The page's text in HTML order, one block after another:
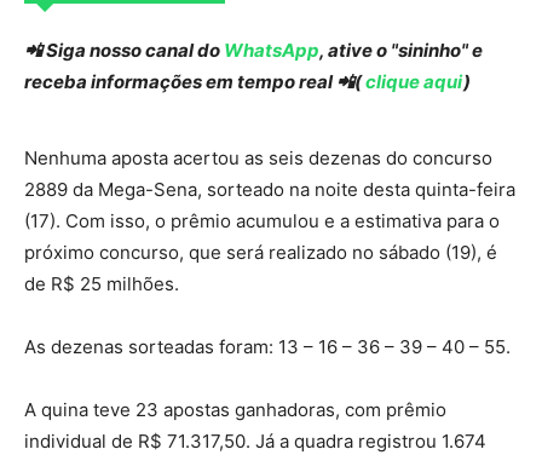
📲 Siga nosso canal do WhatsApp, ative o "sininho" e
receba informações em tempo real 📲(clique aqui)
Nenhuma aposta acertou as seis dezenas do concurso
2889 da Mega-Sena, sorteado na noite desta quinta-feira
(17). Com isso, o prêmio acumulou e a estimativa para o
próximo concurso, que será realizado no sábado (19), é
de R$ 25 milhões.
As dezenas sorteadas foram: 13 – 16 – 36 – 39 – 40 – 55.
A quina teve 23 apostas ganhadoras, com prêmio
individual de R$ 71.317,50. Já a quadra registrou 1.674